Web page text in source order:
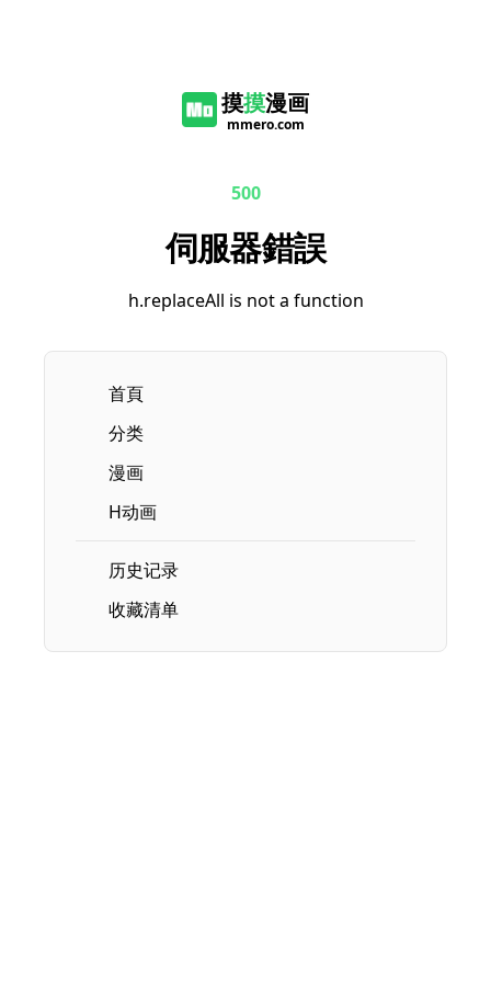
摸摸漫画
mmero.com
500
伺服器錯誤
h.replaceAll is not a function
首頁
分类
漫画
H动画
历史记录
收藏清单